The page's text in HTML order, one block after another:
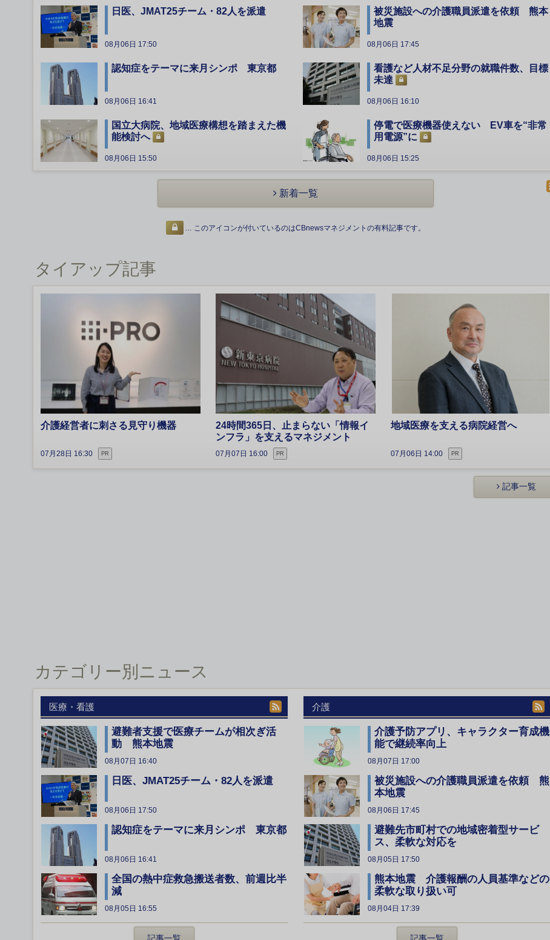
日医、JMAT25チーム・82人を派遣
08月06日 17:50
被災施設への介護職員派遣を依頼 熊本
地震
08月06日 17:45
認知症をテーマに来月シンポ 東京都
08月06日 16:41
看護など人材不足分野の就職件数、目標
未達
08月06日 16:10
国立大病院、地域医療構想を踏まえた機
能検討へ
08月06日 15:50
停電で医療機器使えない EV車を“非常
用電源”に
08月06日 15:25
新着一覧
… このアイコンが付いているのはCBnewsマネジメントの有料記事です。
タイアップ記事
介護経営者に刺さる見守り機器
07月28日 16:30 PR
24時間365日、止まらない「情報イ
ンフラ」を支えるマネジメント
07月07日 16:00 PR
地域医療を支える病院経営へ
07月06日 14:00 PR
記事一覧
カテゴリー別ニュース
医療・看護
避難者支援で医療チームが相次ぎ活
動 熊本地震
08月07日 16:40
日医、JMAT25チーム・82人を派遣
08月06日 17:50
認知症をテーマに来月シンポ 東京都
08月06日 16:41
全国の熱中症救急搬送者数、前週比半
減
08月05日 16:55
介護
介護予防アプリ、キャラクター育成機
能で継続率向上
08月07日 17:00
被災施設への介護職員派遣を依頼 熊
本地震
08月06日 17:45
避難先市町村での地域密着型サービ
ス、柔軟な対応を
08月05日 17:50
熊本地震 介護報酬の人員基準などの
柔軟な取り扱い可
08月04日 17:39